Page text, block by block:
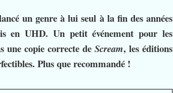
un genre à lui seul à la fin des années
en UHD. Un petit événement pour les
une copie correcte de Scream, les éditions
Plus que recommandé !